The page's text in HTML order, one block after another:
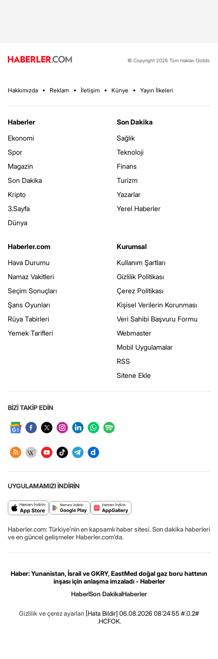
© Copyright 2026 Tüm Hakları Gizlidir.
Hakkımızda Reklam İletişim Künye Yayın İlkeleri
Haberler
Ekonomi
Spor
Magazin
Son Dakika
Kripto
3.Sayfa
Dünya
Son Dakika
Sağlık
Teknoloji
Finans
Turizm
Yazarlar
Yerel Haberler
Haberler.com
Hava Durumu
Namaz Vakitleri
Seçim Sonuçları
Şans Oyunları
Rüya Tabirleri
Yemek Tarifleri
Kurumsal
Kullanım Şartları
Gizlilik Politikası
Çerez Politikası
Kişisel Verilerin Korunması
Veri Sahibi Başvuru Formu
Webmaster
Mobil Uygulamalar
RSS
Sitene Ekle
BİZİ TAKİP EDİN
UYGULAMAMIZI İNDİRİN
Haberler.com: Türkiye’nin en kapsamlı haber sitesi. Son dakika haberleri
ve en güncel gelişmeler Haberler.com’da.
Haber: Yunanistan, İsrail ve GKRY, EastMed doğal gaz boru hattının
inşası için anlaşma imzaladı - Haberler
HaberSon DakikaHaberler
Gizlilik ve çerez ayarları [Hata Bildir] 06.08.2026 08:24:55 #.0.2#
.HCFOK.